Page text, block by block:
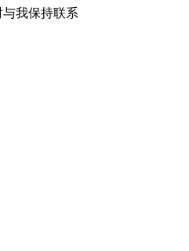
我保持联系